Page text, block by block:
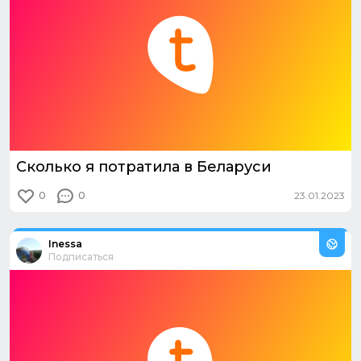
Сколько я потратила в Беларуси
0 0 23.01.2023
Из путешествия:
Inessa
Подписаться